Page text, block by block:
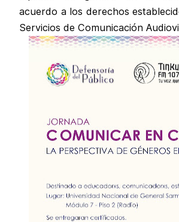
acuerdo a los derechos
Servicios de Comunicación